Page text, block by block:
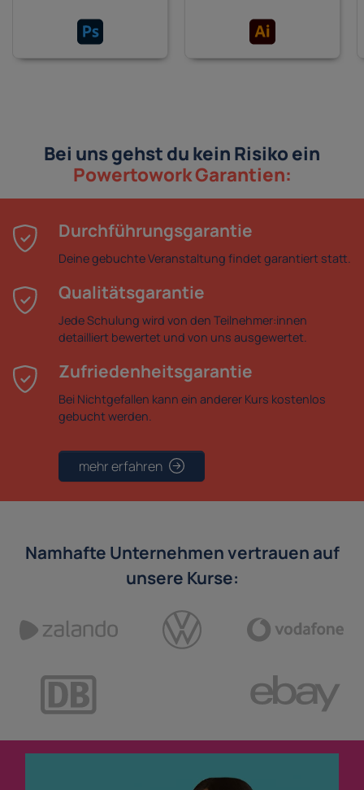
Bei uns gehst du kein Risiko ein
Powertowork Garantien:
Durchführungsgarantie
Deine gebuchte Veranstaltung findet garantiert statt.
Qualitätsgarantie
Jede Schulung wird von den Teilnehmer:innen
detailliert bewertet und von uns ausgewertet.
Zufriedenheitsgarantie
Bei Nichtgefallen kann ein anderer Kurs kostenlos
gebucht werden.
mehr erfahren
Namhafte Unternehmen vertrauen auf
unsere Kurse: